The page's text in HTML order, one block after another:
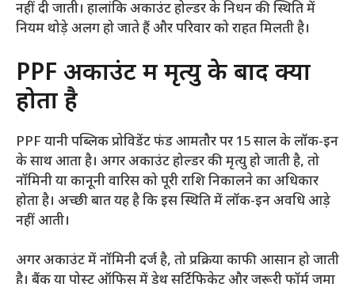
नहीं दी जाती। हालांकि अकाउंट होल्डर के निधन की स्थिति में
नियम थोड़े अलग हो जाते हैं और परिवार को राहत मिलती है।
PPF अकाउंट में मृत्यु के बाद क्या
होता है
PPF यानी पब्लिक प्रोविडेंट फंड आमतौर पर 15 साल के लॉक-इन
के साथ आता है। अगर अकाउंट होल्डर की मृत्यु हो जाती है, तो
नॉमिनी या कानूनी वारिस को पूरी राशि निकालने का अधिकार
होता है। अच्छी बात यह है कि इस स्थिति में लॉक-इन अवधि आड़े
नहीं आती।
अगर अकाउंट में नॉमिनी दर्ज है, तो प्रक्रिया काफी आसान हो जाती